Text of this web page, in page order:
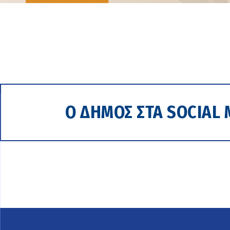
Ο ΔΗΜΟΣ ΣΤΑ SOCIAL